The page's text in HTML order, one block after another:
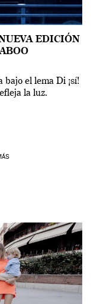
EDICIÓN
el lema Di ¡sí!
la luz.